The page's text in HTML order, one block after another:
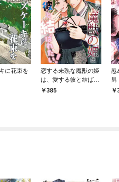
に花束を
恋する未熟な魔獣の姫
は、愛する彼と結ばれ
たい！
385
慰
男
嫁